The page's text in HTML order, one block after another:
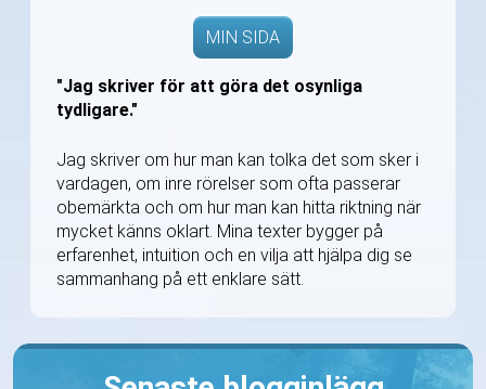
MIN SIDA
"Jag skriver för att göra det osynliga
tydligare."
Jag skriver om hur man kan tolka det som sker i
vardagen, om inre rörelser som ofta passerar
obemärkta och om hur man kan hitta riktning när
mycket känns oklart. Mina texter bygger på
erfarenhet, intuition och en vilja att hjälpa dig se
sammanhang på ett enklare sätt.